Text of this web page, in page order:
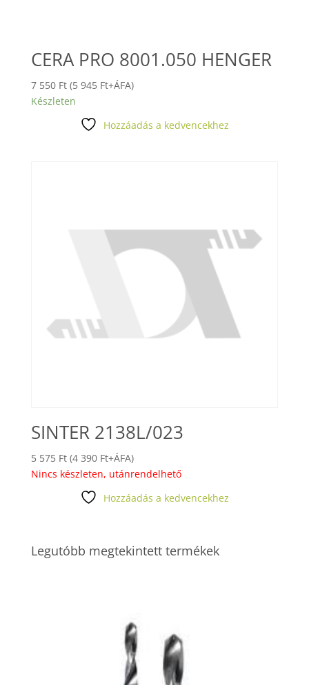
CERA PRO 8001.050 HENGER
7 550 Ft (5 945 Ft+ÁFA)
Készleten
Hozzáadás a kedvencekhez
SINTER 2138L/023
5 575 Ft (4 390 Ft+ÁFA)
Nincs készleten, utánrendelhető
Hozzáadás a kedvencekhez
Legutóbb megtekintett termékek